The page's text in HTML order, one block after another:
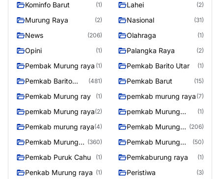
Kominfo Barut (1) Lahei (2)
Murung Raya (2) Nasional (31)
News (206) Olahraga (1)
Opini (1) Palangka Raya (2)
Pembak Murung raya (1) Pemkab Barito Utar (1)
Pemkab Barito
(481) Pemkab Barut (15)
Pemkab Murung ray (1) pemkab murung raya (7)
pemkab Murung raya(2)
pemkab Murung
(1)
Pemkab murung raya(4)
Pemkab Murung
(206)
Pemkab Murung
(360)
Pemkab Murung
(50)
Pemkab Puruk Cahu (1) Pemkaburung raya (1)
Penkab Murung raya (1) Peristiwa (3)